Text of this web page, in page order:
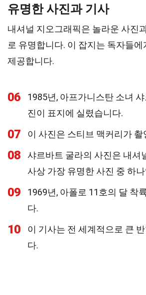
유명한 사진과 기사
내셔널 지오그래픽은 놀라운 사진
로 유명합니다. 이 잡지는 독자들
제공합니다.
06
1985년, 아프가니스탄 소녀
진이 표지에 실렸습니다.
07 이 사진은 스티브 맥커리가 촬
08
샤르바트 굴라의 사진은 내셔
사상 가장 유명한 사진 중 하
09
1969년, 아폴로 11호의 달 착
다.
10
이 기사는 전 세계적으로 큰
다.